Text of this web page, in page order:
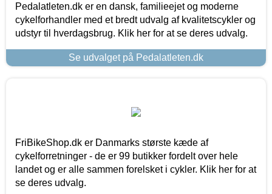
Pedalatleten.dk er en dansk, familieejet og moderne
cykelforhandler med et bredt udvalg af kvalitetscykler og
udstyr til hverdagsbrug. Klik her for at se deres udvalg.
Se udvalget på Pedalatleten.dk
FriBikeShop.dk er Danmarks største kæde af
cykelforretninger - de er 99 butikker fordelt over hele
landet og er alle sammen forelsket i cykler. Klik her for at
se deres udvalg.